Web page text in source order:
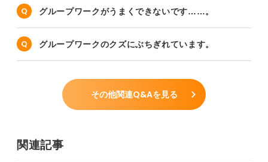
グループワークがうまくできないです……。
グループワークのクズにぶちぎれています。
その他関連Q&Aを見る
関連記事